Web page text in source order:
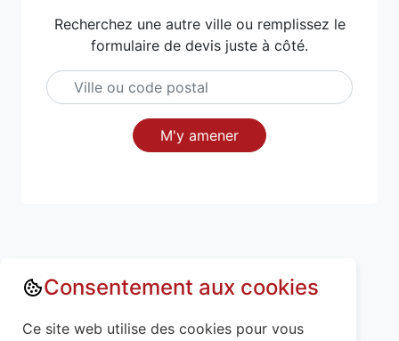
Recherchez une autre ville ou remplissez le
formulaire de devis juste à côté.
M'y amener
Annuaire : Monte escalier
Aisne (02)
Consentement aux cookies
Ce site web utilise des cookies pour vous